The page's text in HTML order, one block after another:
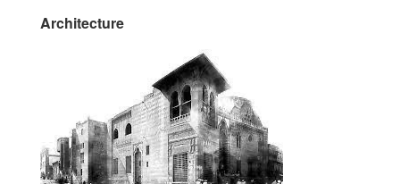
Architecture